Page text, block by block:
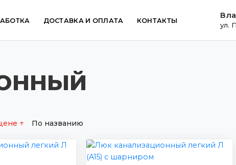
ул.
ДОСТАВКА И ОПЛАТА КОНТАКТЫ
По названию